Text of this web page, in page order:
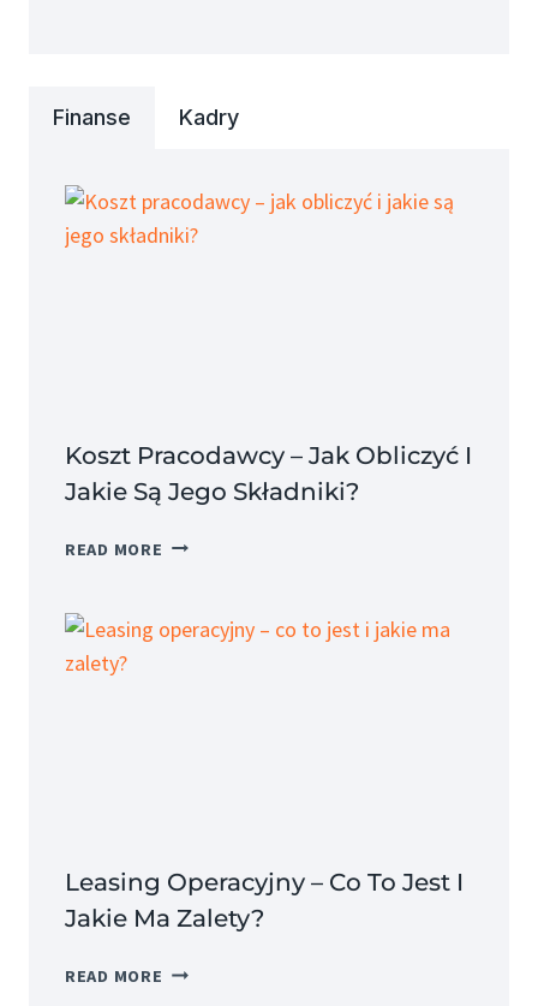
Finanse Kadry
Koszt Pracodawcy – Jak Obliczyć I
Jakie Są Jego Składniki?
READ MORE KOSZT
JAK
Leasing Operacyjny – Co To Jest I
Jakie Ma Zalety?
READ MORE LEASING